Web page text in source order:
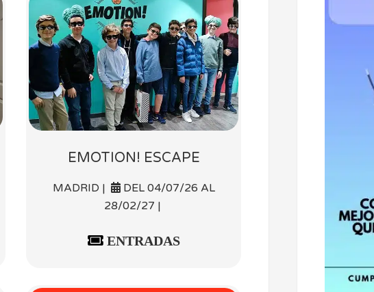
EMOTION! ESCAPE
MADRID |
DEL 04/07/26 AL
28/02/27 |
ENTRADAS